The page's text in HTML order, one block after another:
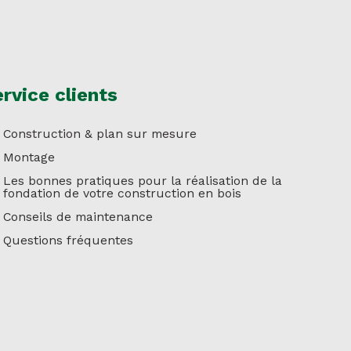
clients
Construction & plan sur mesure
Montage
Les bonnes pratiques pour la réalisation de la
fondation de votre construction en bois
Conseils de maintenance
Questions fréquentes